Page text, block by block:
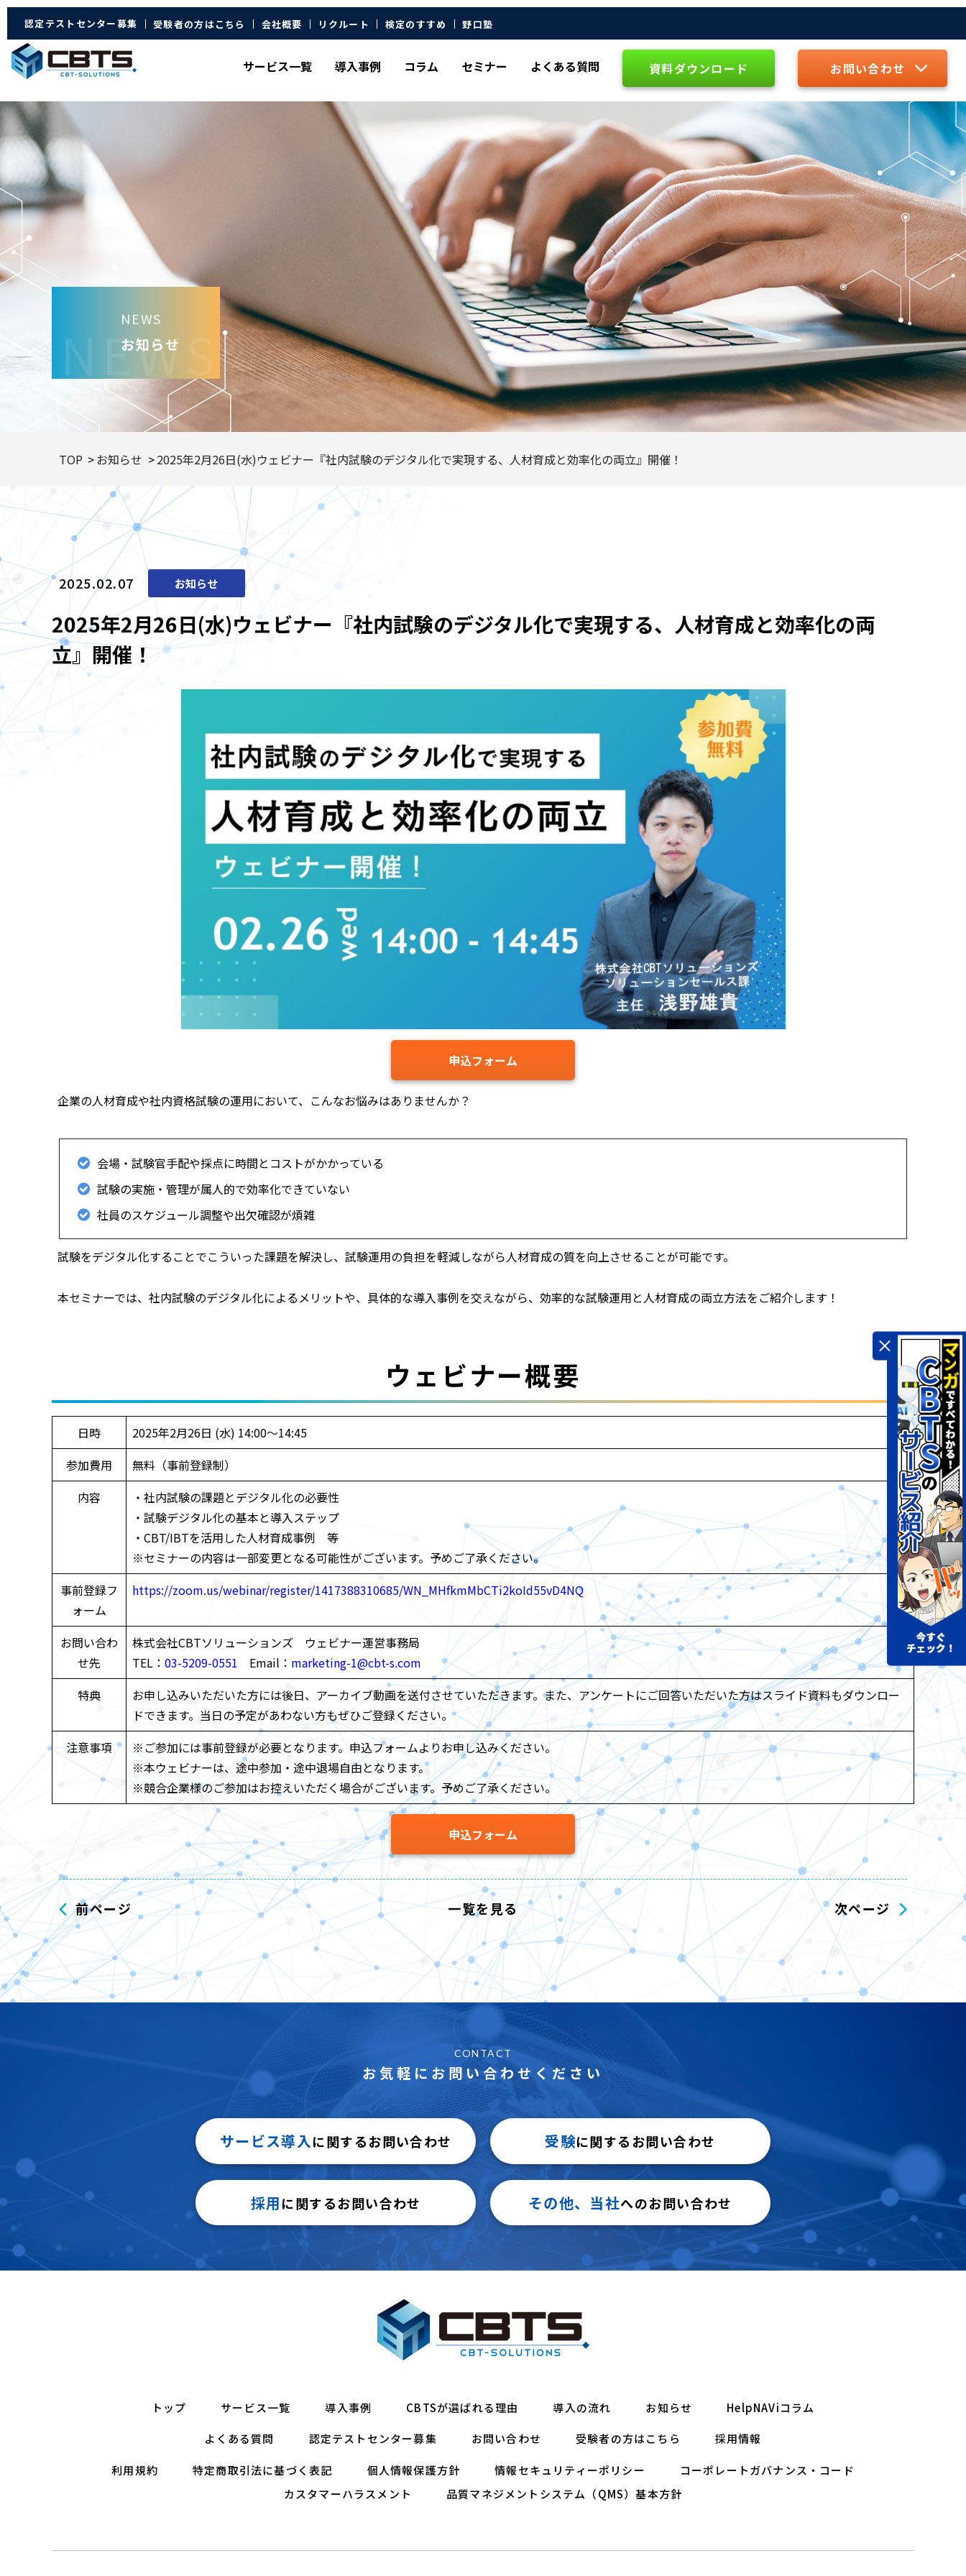
サービス一覧 導入事例 コラム セミナー よくある質問 資料ダウンロード お問い合わせ
認定テストセンター募集 受験者の方はこちら 会社概要 リクルート 検定のすすめ 野口塾
NEWS
お知らせ
NEWS
TOP お知らせ 2025年2月26日(水)ウェビナー『社内試験のデジタル化で実現する、人材育成と効率化の両立』開催！
2025.02.07 お知らせ
2025年2月26日(水)ウェビナー『社内試験のデジタル化で実現する、人材育成と効率化の両
立』開催！
申込フォーム
企業の人材育成や社内資格試験の運用において、こんなお悩みはありませんか？
会場・試験官手配や採点に時間とコストがかかっている
試験の実施・管理が属人的で効率化できていない
社員のスケジュール調整や出欠確認が煩雑
試験をデジタル化することでこういった課題を解決し、試験運用の負担を軽減しながら人材育成の質を向上させることが可能です。
本セミナーでは、社内試験のデジタル化によるメリットや、具体的な導入事例を交えながら、効率的な試験運用と人材育成の両立方法をご紹介します！
ウェビナー概要
日時
2025年2月26日 (水) 14:00〜14:45
参加費用
無料（事前登録制）
内容
・社内試験の課題とデジタル化の必要性
・試験デジタル化の基本と導入ステップ
・CBT/IBTを活用した人材育成事例 等
※セミナーの内容は一部変更となる可能性がございます。予めご了承ください。
事前登録フ
ォーム
https://zoom.us/webinar/register/1417388310685/WN_MHfkmMbCTi2koId55vD4NQ
お問い合わ
せ先
株式会社CBTソリューションズ ウェビナー運営事務局
TEL： 03-5209-0551 Email： marketing-1@cbt-s.com
特典
お申し込みいただいた方には後日、アーカイブ動画を送付させていただきます。また、アンケートにご回答いただいた方はスライド資料もダウンロー
ドできます。当日の予定があわない方もぜひご登録ください。
注意事項
※ご参加には事前登録が必要となります。申込フォームよりお申し込みください。
※本ウェビナーは、途中参加・途中退場自由となります。
※競合企業様のご参加はお控えいただく場合がございます。予めご了承ください。
申込フォーム
前ページ 一覧を見る 次ページ
CONTACT
お気軽にお問い合わせください
サービス導入に関するお問い合わせ 受験に関するお問い合わせ
採用に関するお問い合わせ その他、当社へのお問い合わせ
トップ サービス一覧 導入事例 CBTSが選ばれる理由 導入の流れ お知らせ HelpNAViコラム
よくある質問 認定テストセンター募集 お問い合わせ 受験者の方はこちら 採用情報
利用規約 特定商取引法に基づく表記 個人情報保護方針 情報セキュリティーポリシー
コーポレートガバナンス・コード
カスタマーハラスメント
品質マネジメントシステム（QMS）基本方針